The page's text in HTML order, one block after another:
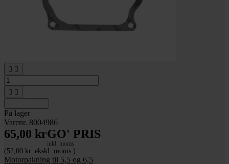
 
 
På lager
Varenr. 8004986
65,00 krGO' PRIS
inkl. moms
(52,00 kr. ekskl. moms.)
Motorpakning til 5,5 og 6,5